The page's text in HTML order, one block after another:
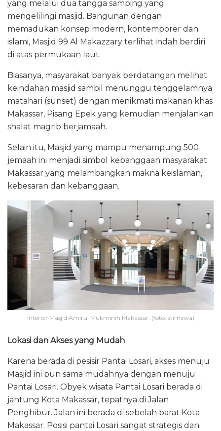
yang melalui dua tangga samping yang
mengelilingi masjid. Bangunan dengan
memadukan konsep modern, kontemporer dan
islami, Masjid 99 Al Makazzary terlihat indah berdiri
di atas permukaan laut.
Biasanya, masyarakat banyak berdatangan melihat
keindahan masjid sambil menunggu tenggelamnya
matahari (sunset) dengan menikmati makanan khas
Makassar, Pisang Epek yang kemudian menjalankan
shalat magrib berjamaah.
Selain itu, Masjid yang mampu menampung 500
jemaah ini menjadi simbol kebanggaan masyarakat
Makassar yang melambangkan makna keislaman,
kebesaran dan kebanggaan.
Interior Masjid Amirul Mukminin Makassar. (foto:istimewa)
Lokasi dan Akses yang Mudah
Karena berada di pesisir Pantai Losari, akses menuju
Masjid ini pun sama mudahnya dengan menuju
Pantai Losari. Obyek wisata Pantai Losari berada di
jantung Kota Makassar, tepatnya di Jalan
Penghibur. Jalan ini berada di sebelah barat Kota
Makassar. Posisi pantai Losari sangat strategis dan